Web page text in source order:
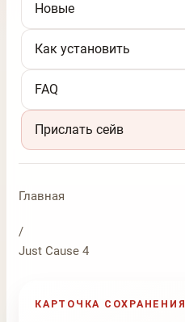
Новые
Как установить
FAQ
Прислать сейв
Главная
/
Just Cause 4
КАРТОЧКА СОХРАНЕНИЯ